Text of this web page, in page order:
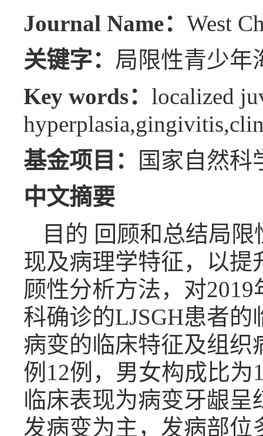
Journal Name： West
关键字： 局限性青少年
Key words： localized
基金项目：
国家自然科
中文摘要
目的 回顾和总结局
现及病理学特征，以提
顾性分析方法，对
科确诊的LJSGH患者
病变的临床特征及组织
例12例，男女构成比
临床表现为病变牙龈
发病变为主，发病部